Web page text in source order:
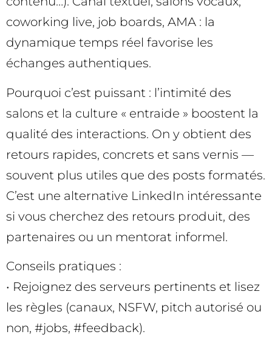
coworking live, job boards, AMA : la
dynamique temps réel favorise les
échanges authentiques.
Pourquoi c’est puissant : l’intimité des
salons et la culture « entraide » boostent la
qualité des interactions. On y obtient des
retours rapides, concrets et sans vernis —
souvent plus utiles que des posts formatés.
C’est une alternative LinkedIn intéressante
si vous cherchez des retours produit, des
partenaires ou un mentorat informel.
Conseils pratiques :
• Rejoignez des serveurs pertinents et lisez
les règles (canaux, NSFW, pitch autorisé ou
non, #jobs, #feedback).